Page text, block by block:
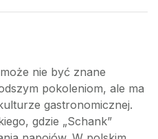
nie być znane
pokoleniom, ale ma
gastronomicznej.
gdzie „Schank”